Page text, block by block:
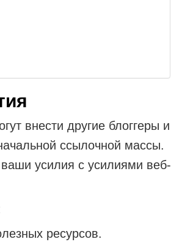
внести другие блоггеры и
ссылочной массы.
усилия с усилиями веб-
ресурсов.